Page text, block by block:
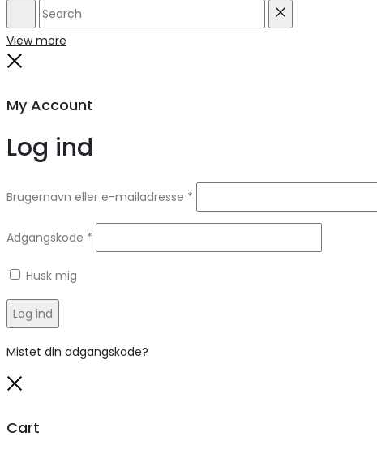
Search
View more
My Account
Log ind
Brugernavn eller e-mailadresse *
Adgangskode *
Husk mig
Log ind
Mistet din adgangskode?
Cart